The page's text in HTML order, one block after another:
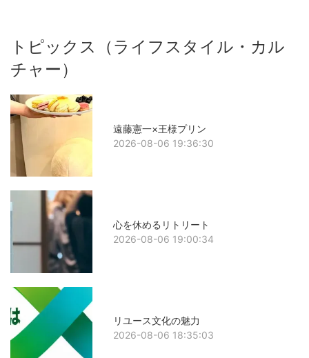
トピックス（ライフスタイル・カル
チャー）
遠藤憲一×王様プリン
2026-08-06 19:36:30
心を休めるリトリート
2026-08-06 19:00:34
リユース文化の魅力
2026-08-06 18:35:03